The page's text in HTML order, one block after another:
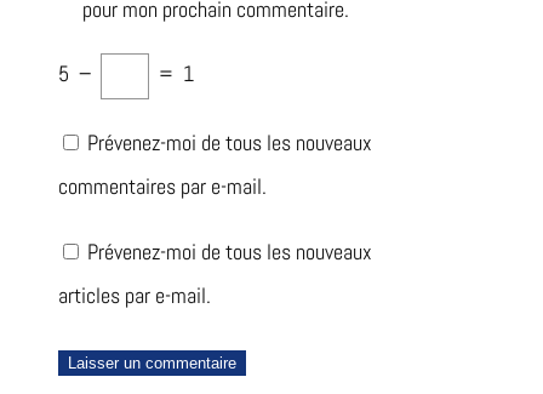
pour mon prochain commentaire.
5 − = 1
Prévenez-moi de tous les nouveaux
commentaires par e-mail.
Prévenez-moi de tous les nouveaux
articles par e-mail.